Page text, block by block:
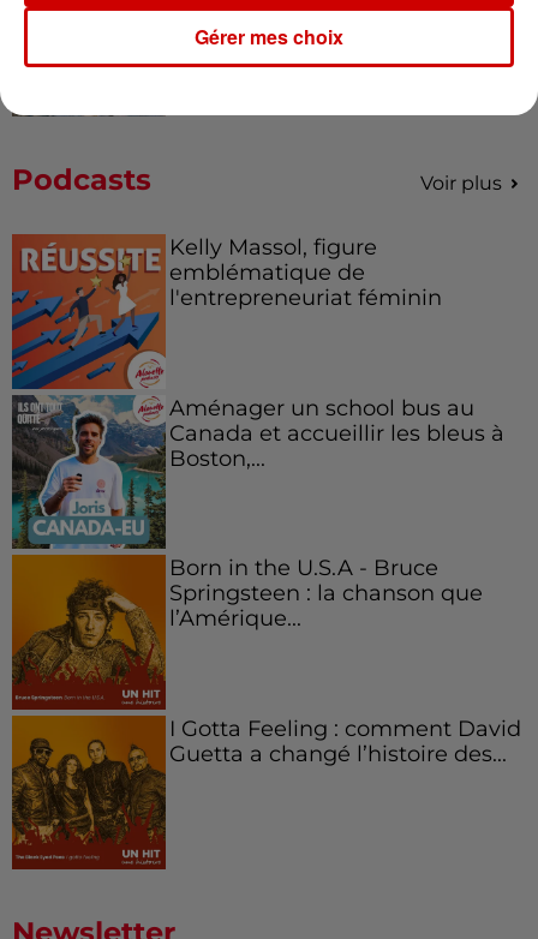
Podcasts Voir plus
Kelly Massol, figure
emblématique de
l'entrepreneuriat féminin
Aménager un school bus au
Canada et accueillir les bleus à
Boston,...
Born in the U.S.A - Bruce
Springsteen : la chanson que
l’Amérique...
I Gotta Feeling : comment David
Guetta a changé l’histoire des...
Gérer mes choix